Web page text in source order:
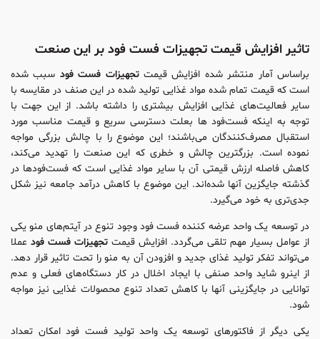
تاثیر افزایش قیمت تجهیزات فست فود بر این صنعت
براساس آمار منتشر شده افزایش قیمتتجهیزات فست فود سبب شده
است که قیمت تمام شده مواد غذایی تولید شده در این صنف در مقایسه با
سایر فعالیت‌های غذایی افزایش بیشتری را داشته باشد. از این جهت با
توجه به اینکه فست‌فود ها بعلت دسترسی سریع و قیمت مناسب مورد
استقبال مصرف‌کنندگان می‌باشند؛ این موضوع را با چالش بزرگی مواجه
نموده است. بزرگترین چالش و خطری که این صنعت را تهدید می‌کند،
کاهش فاصله ارزش قیمتی آن با سایر مواد غذایی است که فست‌فودها در
گذشته جایگزین آنها شده‌اند. این موضوع با کاهش درآمد جامعه نیز شکل
جدی‌تری به خود می‌گیرد.
در توسعه یک واحد عرضه کننده فست فود وجود تنوع در آیتم‌های منو یکی
از عوامل بسیار مهم تلقی می‌گردد. افزایش قیمت تجهیزات فست فود عملا
می‌تواند تفکر تولید غذای جدید و افزودن آن به منو را تحت تاثیر قرار دهد.
از اینرو شاید واحد صنفی با ایجاد اخلال در کار دستگاه‌های فعلی و عدم
توانایی در جایگزینی آنها با کاهش تعداد تنوع محصولات غذایی نیز مواجه
شود.
یکی دیگر از فاکتورهای توسعه یک واحد تولید فست فود امکان تعداد